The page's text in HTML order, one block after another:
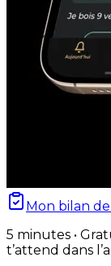
Mon bilan
5 minutes •
t’attend dans